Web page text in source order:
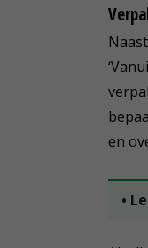
en
•